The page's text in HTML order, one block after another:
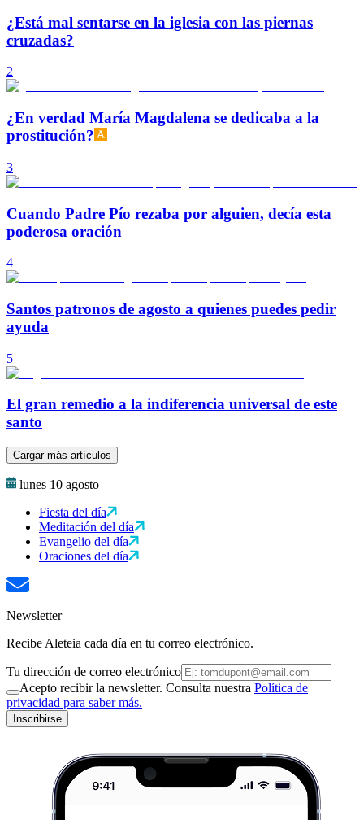
¿Está mal sentarse en la iglesia con las piernas
cruzadas?
2
¿En verdad María Magdalena se dedicaba a la
prostitución?
3
Cuando Padre Pío rezaba por alguien, decía esta
poderosa oración
4
Santos patronos de agosto a quienes puedes pedir
ayuda
5
El gran remedio a la indiferencia universal de este
santo
Cargar más artículos
lunes 10 agosto
Fiesta del día
Meditación del día
Evangelio del día
Oraciones del día
Newsletter
Recibe Aleteia cada día en tu correo electrónico.
Tu dirección de correo electrónico
Acepto recibir la newsletter. Consulta nuestra Política de
privacidad para saber más.
Inscribirse